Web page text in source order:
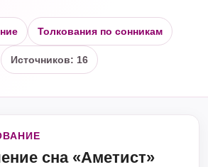
Толкования по сонникам
Источников: 16
сна «Аметист»